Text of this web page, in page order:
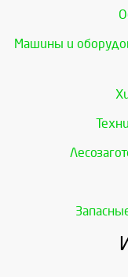
Машины и